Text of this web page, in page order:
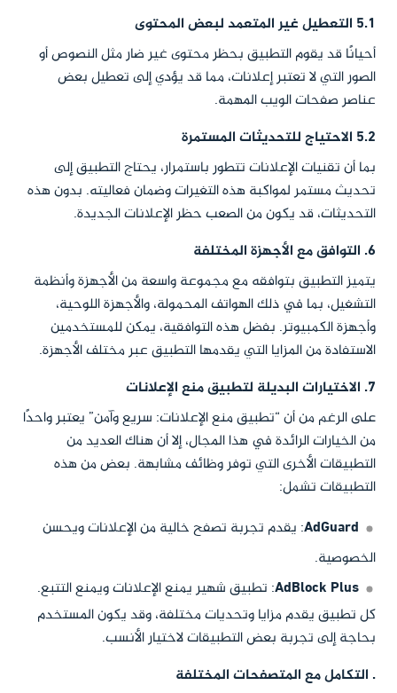
5.1 التعطيل غير المتعمد لبعض المحتوى
أحيانًا قد يقوم التطبيق بحظر محتوى غير ضار مثل النصوص أو
الصور التي لا تعتبر إعلانات، مما قد يؤدي إلى تعطيل بعض
عناصر صفحات الويب المهمة.
5.2 الاحتياج للتحديثات المستمرة
بما أن تقنيات الإعلانات تتطور باستمرار، يحتاج التطبيق إلى
تحديث مستمر لمواكبة هذه التغيرات وضمان فعاليته. بدون هذه
التحديثات، قد يكون من الصعب حظر الإعلانات الجديدة.
6. التوافق مع الأجهزة المختلفة
يتميز التطبيق بتوافقه مع مجموعة واسعة من الأجهزة وأنظمة
التشغيل، بما في ذلك الهواتف المحمولة، والأجهزة اللوحية،
وأجهزة الكمبيوتر. بفضل هذه التوافقية، يمكن للمستخدمين
الاستفادة من المزايا التي يقدمها التطبيق عبر مختلف الأجهزة.
7. الاختيارات البديلة لتطبيق منع الإعلانات
على الرغم من أن “تطبيق منع الإعلانات: سريع وآمن” يعتبر واحدًا
من الخيارات الرائدة في هذا المجال، إلا أن هناك العديد من
التطبيقات الأخرى التي توفر وظائف مشابهة. بعض من هذه
التطبيقات تشمل:
AdGuard: يقدم تجربة تصفح خالية من الإعلانات ويحسن
الخصوصية.
AdBlock Plus: تطبيق شهير يمنع الإعلانات ويمنع التتبع.
كل تطبيق يقدم مزايا وتحديات مختلفة، وقد يكون المستخدم
بحاجة إلى تجربة بعض التطبيقات لاختيار الأنسب.
. التكامل مع المتصفحات المختلفة